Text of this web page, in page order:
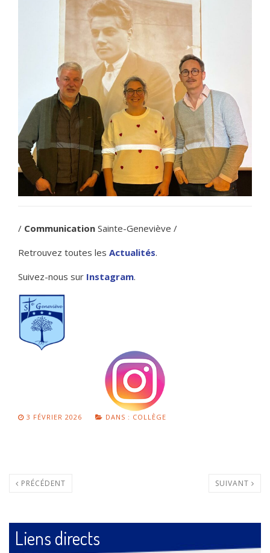
/ Communication Sainte-Geneviève /
Retrouvez toutes les Actualités.
Suivez-nous sur Instagram.
3 FÉVRIER 2026 DANS : COLLÈGE
PRÉCÉDENT SUIVANT
Liens directs